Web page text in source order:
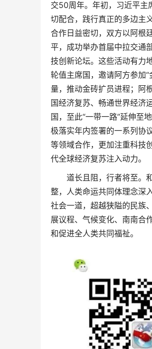
交50周年。年初，习近平主
切配合，践行真正的多边主
合作日益密切，双方以阿根
平，成功举办首届中拉交通
技创新论坛。这些活动有力
轮值主席国，邀请阿方参加
量，推动金砖扩员进程；阿
国经济复苏、畅通世界经济
国，至此“一带一路”延伸至
极落实年内签署的一系列协
等领域合作，更加注重科技
代全球经济复苏注入动力。
道长且阻，行者将至。
整，人类命运共同体理念深
社会一道，超越狭隘的民族
展议程、气候变化、南南合
和促进全人类共同福祉。